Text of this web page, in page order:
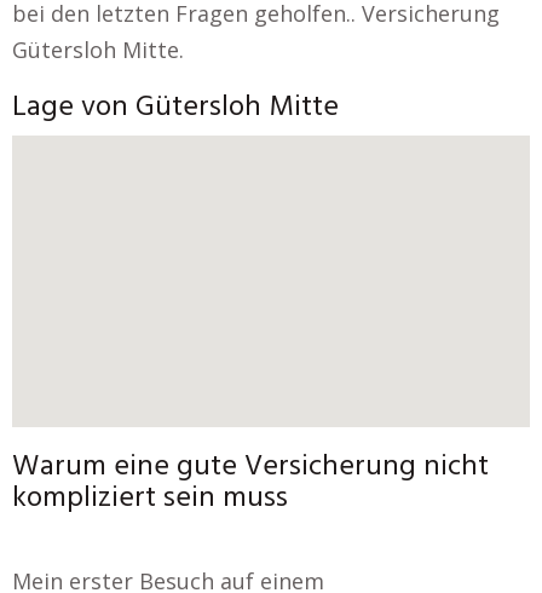
bei den letzten Fragen geholfen.. Versicherung
Gütersloh Mitte.
Lage von Gütersloh Mitte
Warum eine gute Versicherung nicht
kompliziert sein muss
Mein erster Besuch auf einem